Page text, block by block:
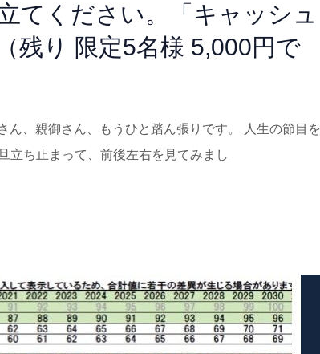
てください。「キャッシュ
残り 限定5名様 5,000円で
、親御さん、もうひと踏ん張りです。 人生の節目を
立ち止まって、前後左右を見てみまし